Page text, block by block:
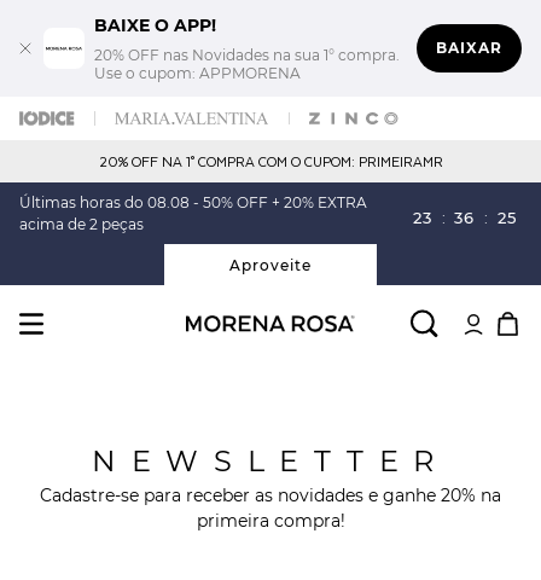
BAIXE O APP!
20% OFF nas Novidades na sua 1° compra.
Use o cupom: APPMORENA
BAIXAR
20% OFF NA 1° COMPRA COM O CUPOM: PRIMEIRAMR
Últimas horas do 08.08 - 50% OFF + 20% EXTRA
acima de 2 peças
23 : 36 : 24
Aproveite
NEWSLETTER
Cadastre-se para receber as novidades e ganhe 20% na
primeira compra!